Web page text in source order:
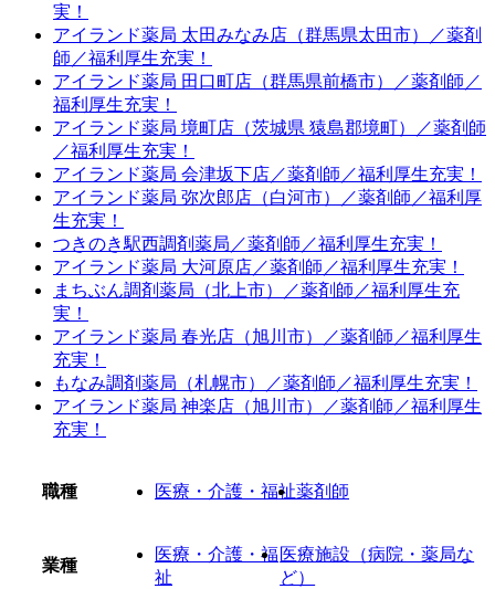
実！
アイランド薬局 太田みなみ店（群馬県太田市）／薬剤
師／福利厚生充実！
アイランド薬局 田口町店（群馬県前橋市）／薬剤師／
福利厚生充実！
アイランド薬局 境町店（茨城県 猿島郡境町）／薬剤師
／福利厚生充実！
アイランド薬局 会津坂下店／薬剤師／福利厚生充実！
アイランド薬局 弥次郎店（白河市）／薬剤師／福利厚
生充実！
つきのき駅西調剤薬局／薬剤師／福利厚生充実！
アイランド薬局 大河原店／薬剤師／福利厚生充実！
まちぶん調剤薬局（北上市）／薬剤師／福利厚生充
実！
アイランド薬局 春光店（旭川市）／薬剤師／福利厚生
充実！
もなみ調剤薬局（札幌市）／薬剤師／福利厚生充実！
アイランド薬局 神楽店（旭川市）／薬剤師／福利厚生
充実！
職種 医療・介護・福祉薬剤師
業種
医療・介護・福
祉
医療施設（病院・薬局な
ど）